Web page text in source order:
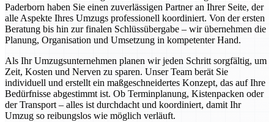
Paderborn haben Sie einen zuverlässigen Partner an Ihrer Seite, der
alle Aspekte Ihres Umzugs professionell koordiniert. Von der ersten
Beratung bis hin zur finalen Schlüssübergabe – wir übernehmen die
Planung, Organisation und Umsetzung in kompetenter Hand.
Als Ihr Umzugsunternehmen planen wir jeden Schritt sorgfältig, um
Zeit, Kosten und Nerven zu sparen. Unser Team berät Sie
individuell und erstellt ein maßgeschneidertes Konzept, das auf Ihre
Bedürfnisse abgestimmt ist. Ob Terminplanung, Kistenpacken oder
der Transport – alles ist durchdacht und koordiniert, damit Ihr
Umzug so reibungslos wie möglich verläuft.